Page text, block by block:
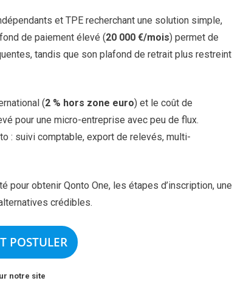
et TPE recherchant une solution simple,
de paiement élevé (20 000 €/mois) permet de
tandis que son plafond de retrait plus restreint
(2 % hors zone euro) et le coût de
pour une micro-entreprise avec peu de flux.
: suivi comptable, export de relevés, multi-
pour obtenir Qonto One, les étapes d’inscription, une
crédibles.
POSTULER
notre site